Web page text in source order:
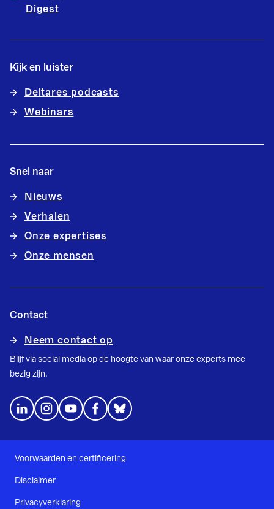
Digest
Kijk en luister
Deltares podcasts
Webinars
Snel naar
Nieuws
Verhalen
Onze expertises
Onze mensen
Contact
Neem contact op
Blijf via social media op de hoogte van waar onze experts mee
bezig zijn.
Voorwaarden en certificering
Disclaimer
Privacyverklaring